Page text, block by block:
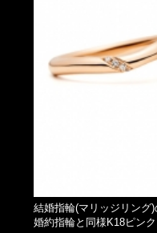
結婚指輪(マリッジリング)
婚約指輪と同様K18ピンク